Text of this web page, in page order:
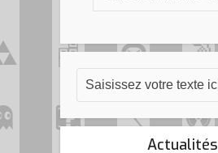
Actualités